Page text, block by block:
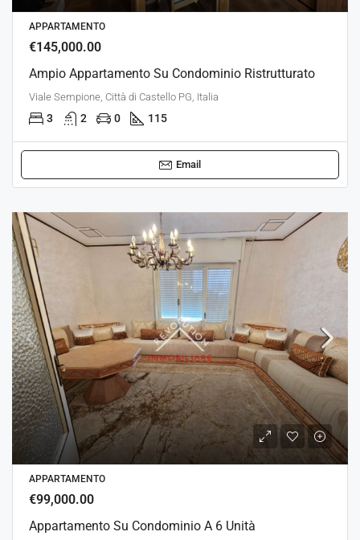
APPARTAMENTO
€145,000.00
Ampio Appartamento Su Condominio Ristrutturato
Viale Sempione, Città di Castello PG, Italia
3 2 0 115
Email
APPARTAMENTO
€99,000.00
Appartamento Su Condominio A 6 Unità